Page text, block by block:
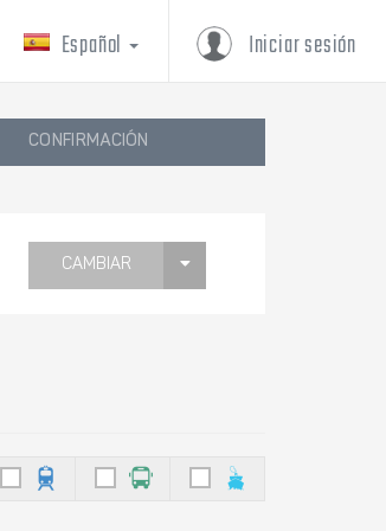
Iniciar sesión
Español
CONFIRMACIÓN
CAMBIAR